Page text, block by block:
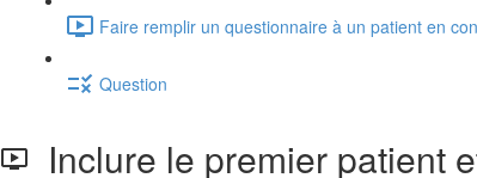
Faire remplir un questionnaire à un patient en
Question
Inclure le premier patient